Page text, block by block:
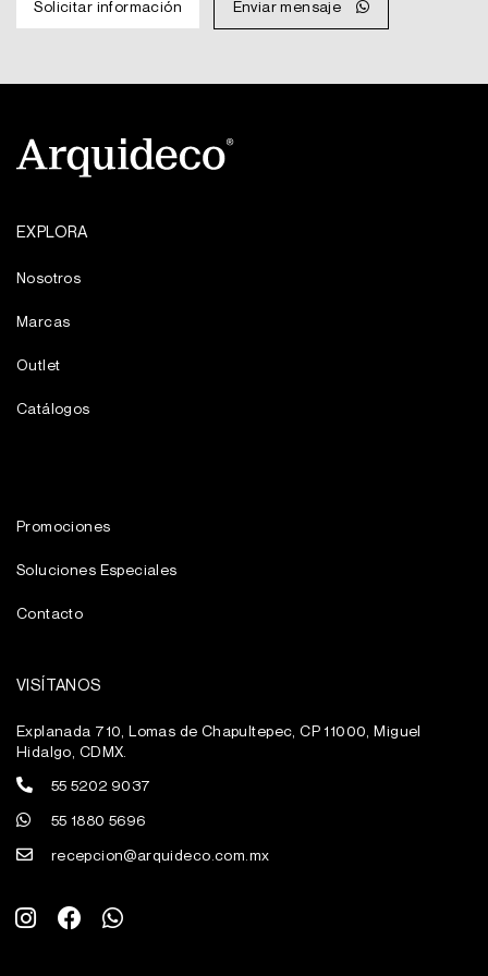
MXN
MXN
Solicitar información Enviar mensaje
EXPLORA
Nosotros
Marcas
Outlet
Catálogos
Promociones
Soluciones Especiales
Contacto
VISÍTANOS
Explanada 710, Lomas de Chapultepec, CP 11000, Miguel
Hidalgo, CDMX.
55 5202 9037
55 1880 5696
recepcion@arquideco.com.mx
n
s
a
c
h
a